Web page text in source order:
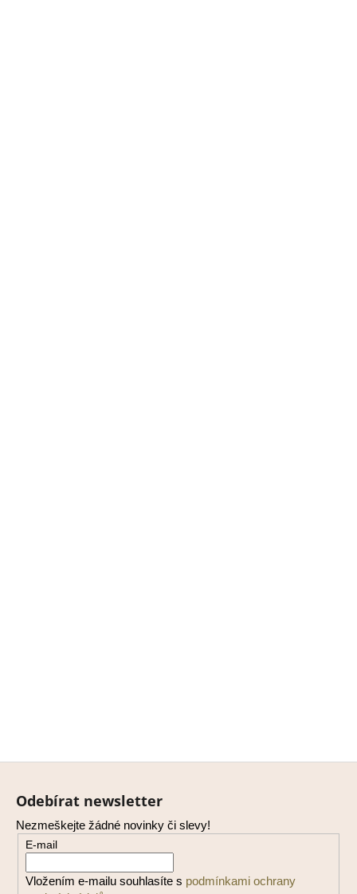
Z
Odebírat newsletter
Nezmeškejte žádné novinky či slevy!
E-mail
Vložením e-mailu souhlasíte s podmínkami ochrany